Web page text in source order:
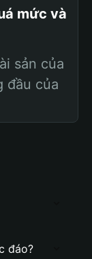
mức và
sản của
đầu của
đáo?